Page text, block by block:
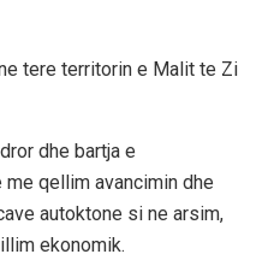
tere territorin e Malit te Zi
dhe bartja e
qellim avancimin dhe
autoktone si ne arsim,
ekonomik.